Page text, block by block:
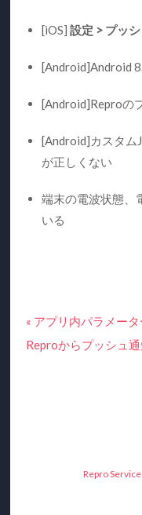
[iOS] 設定 > プッ
[Android]Android
[Android]Reproの
[Android]カスタム
が正しくない
端末の電波状態、
いる
« アプリ内パラメー
Reproからプッシュ
Repro